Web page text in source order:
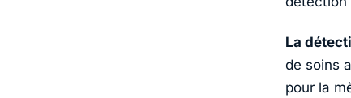
La
de soins
pour la